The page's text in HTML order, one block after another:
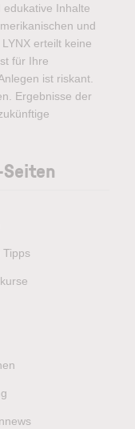
Inhalte
und
erteilt keine
für Ihre
ist riskant.
Ergebnisse der
Tipps